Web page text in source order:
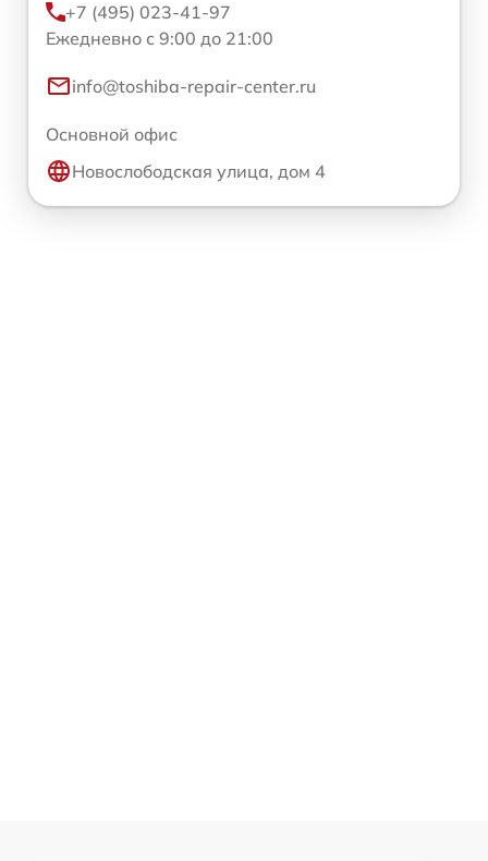
+7 (495) 023-41-97
Ежедневно с 9:00 до 21:00
info@toshiba-repair-center.ru
Основной офис
Новослободская улица, дом 4